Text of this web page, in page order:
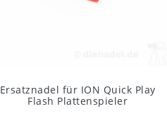
Ersatznadel für ION Quick Play
Flash Plattenspieler